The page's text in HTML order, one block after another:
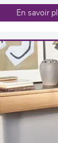
En savoir